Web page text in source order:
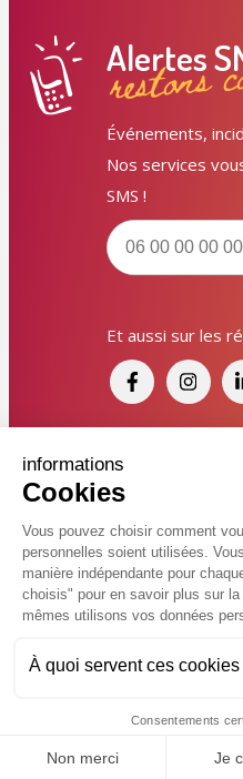
informations
Cookies
Vous pouvez choisir comment
personnelles soient utilisées.
manière indépendante pour
choisis" pour en savoir plus sur
mêmes utilisons vos données
À quoi servent ces cookies
Consentements
Non merci Je
Alertes
restons
Événements,
Nos services
SMS !
Et aussi sur les
Financé par
Européenne
© 2026
Accessibilité Mentions légales
Charte de modération sur les
Poser une
Cliquez ici pour
ville !